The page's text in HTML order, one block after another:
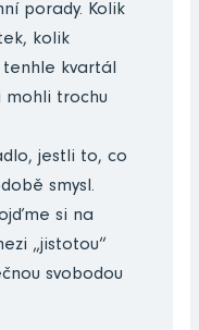
porady. Kolik
kolik
kvartál
mohli trochu
jestli to, co
smysl.
si na
„jistotou“
svobodou